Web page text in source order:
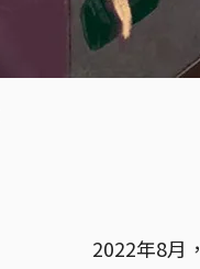
2022年8月